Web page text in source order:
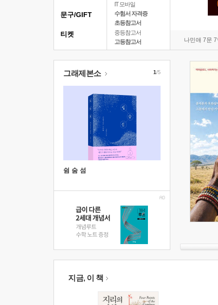
IT 모바일
수험서 자격증
초등참고서
중등참고서
고등참고서
나민애 7문
문구/GIFT
티켓
그래제본소
쉼 숨 섬
1/5
지금, 이 책